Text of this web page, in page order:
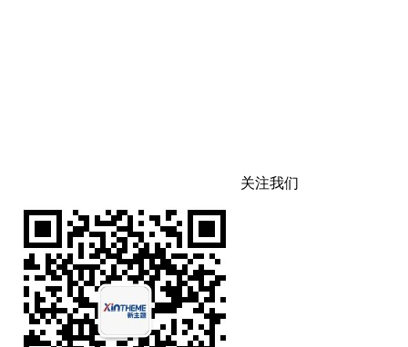
关注我们